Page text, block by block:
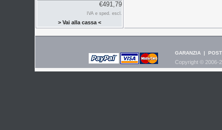
€491,79
IVA e sped. escl.
> Vai alla cassa <
GARANZIA |
Copyright © 2006-